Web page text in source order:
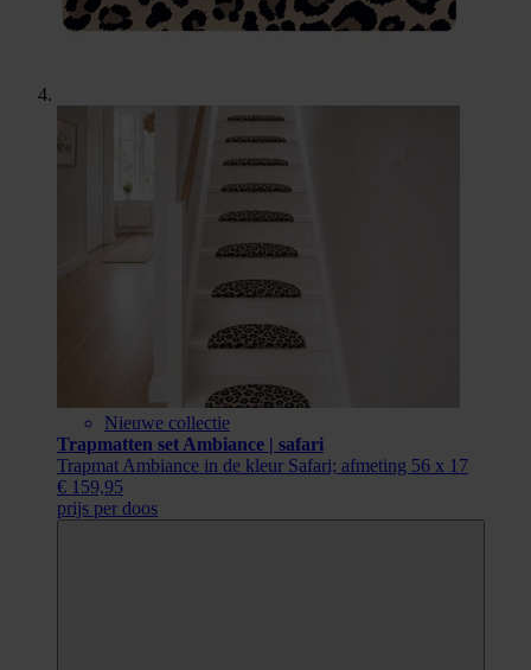
Nieuwe collectie
Trapmatten set Ambiance | safari
Trapmat Ambiance in de kleur Safari; afmeting 56 x 17
€ 159,95
prijs per doos